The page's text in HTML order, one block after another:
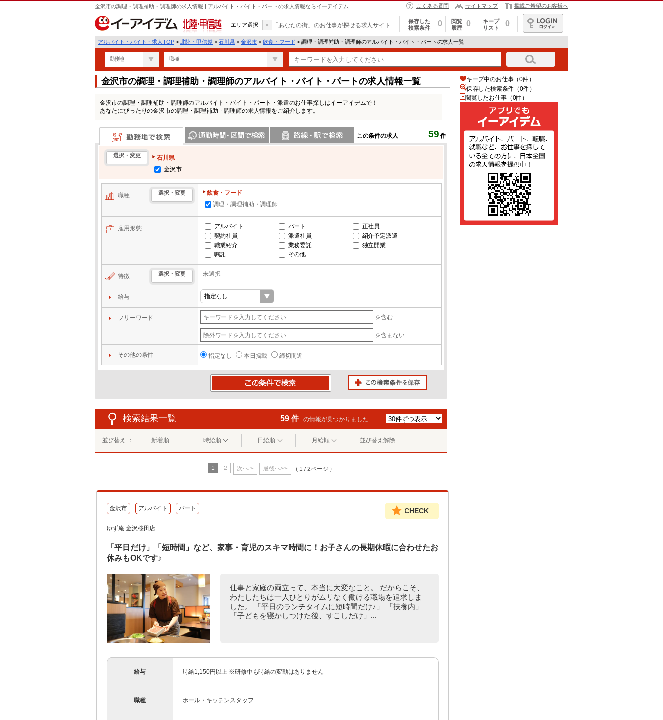
金沢市の調理・調理補助・調理師の求人情報 | アルバイト・バイト・パートの求人情報ならイーアイデム よくある質問 サイトマップ 掲載ご希望のお客様へ
北陸・甲信越
エリア選択 「あなたの街」のお仕事が探せる求人サイト
保存した
検索条件
0
閲覧
履歴
0
キープ
リスト
0
ログイン
アルバイト・バイト・求人TOP > 北陸・甲信越 > 石川県 > 金沢市 > 飲食・フード > 調理・調理補助・調理師のアルバイト・バイト・パートの求人一覧
勤務地 職種
金沢市の調理・調理補助・調理師のアルバイト・バイト・パートの求人情報一覧
金沢市の調理・調理補助・調理師のアルバイト・バイト・パート・派遣のお仕事探しはイーアイデムで！
あなたにぴったりの金沢市の調理・調理補助・調理師の求人情報をご紹介します。
この条件の求人 59 件
勤務地で検索
選択・変更
石川県
金沢市
職種 選択・変更
飲食・フード
調理・調理補助・調理師
雇用形態 アルバイト パート
正社員
契約社員
派遣社員
紹介予定派遣
職業紹介
業務委託
独立開業
嘱託
その他
特徴 選択・変更 未選択
給与
フリーワード を含む
を含まない
その他の条件 指定なし 本日掲載 締切間近
検索結果一覧 59 件 の情報が見つかりました
並び替え ： 新着順 時給順 日給順 月給順 並び替え解除
1 2 次へ > 最後へ>> ( 1 / 2ページ )
金沢市 アルバイト パート CHECK
ゆず庵 金沢桜田店
「平日だけ」「短時間」など、家事・育児のスキマ時間に！お子さんの長期休暇に合わせたお
休みもOKです♪
仕事と家庭の両立って、本当に大変なこと。 だからこそ、
わたしたちは一人ひとりがムリなく働ける職場を追求しま
した。 「平日のランチタイムに短時間だけ♪」 「扶養内」
「子どもを寝かしつけた後、すこしだけ」...
給与 時給1,150円以上 ※研修中も時給の変動はありません
職種 ホール・キッチンスタッフ
キープ中のお仕事（0件）
保存した検索条件（0件）
閲覧したお仕事（0件）